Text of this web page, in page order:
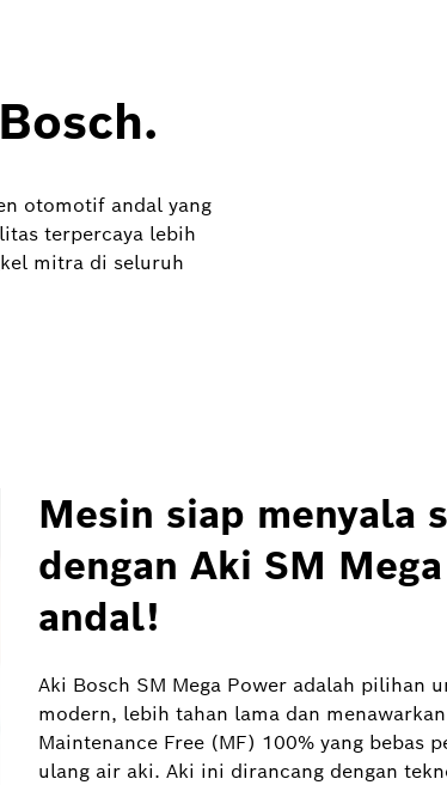
otomotif andal yang
terpercaya lebih
mitra di seluruh
Mesin siap menyala
dengan Aki SM
andal!
Aki Bosch SM Mega Power adalah pilihan
modern, lebih tahan lama dan
Maintenance Free (MF) 100% yang bebas
ulang air aki. Aki ini dirancang dengan